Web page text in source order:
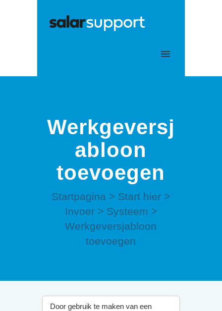
Werkgeversj
abloon
toevoegen
Startpagina > Start hier >
Invoer > Systeem >
Werkgeversjabloon
toevoegen
Door gebruik te maken van een